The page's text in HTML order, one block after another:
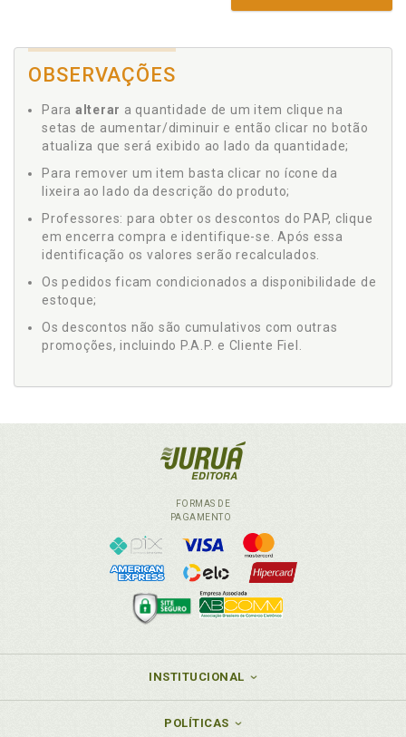
OBSERVAÇÕES
Para alterar a quantidade de um item clique na
setas de aumentar/diminuir e então clicar no botão
atualiza que será exibido ao lado da quantidade;
Para remover um item basta clicar no ícone da
lixeira ao lado da descrição do produto;
Professores: para obter os descontos do PAP, clique
em encerra compra e identifique-se. Após essa
identificação os valores serão recalculados.
Os pedidos ficam condicionados a disponibilidade de
estoque;
Os descontos não são cumulativos com outras
promoções, incluindo P.A.P. e Cliente Fiel.
FORMAS DE
PAGAMENTO
INSTITUCIONAL
POLÍTICAS